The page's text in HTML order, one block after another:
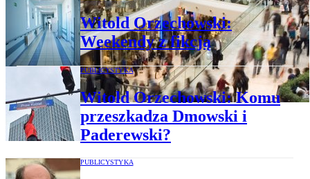
Witold Orzechowski:
Weekendy z fikcją
PUBLICYSTYKA
Witold Orzechowski: Komu
przeszkadza Dmowski i
Paderewski?
PUBLICYSTYKA